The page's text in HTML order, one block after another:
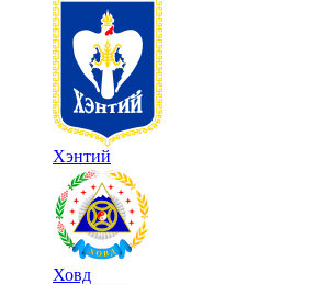
Хэнтий
Ховд